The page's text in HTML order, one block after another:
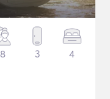
8 3 4